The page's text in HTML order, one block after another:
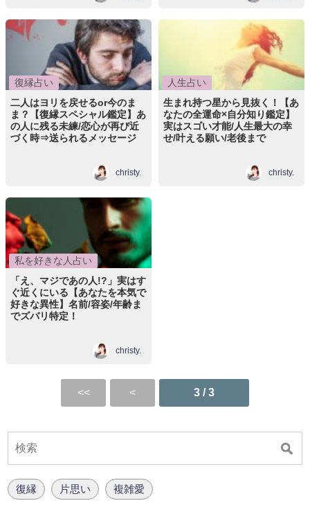
復縁占い
二人はヨリを戻せるor今のま
ま？【復縁スペシャル鑑定】あ
の人に残る未練/恋心が再び近
づく時⇒送られるメッセージ
christy.
人生占い
生まれ持つ星から見抜く！【あ
なたの全運命×自分知り鑑定】
実はスゴい才能/人生最大の幸
せ/叶える願い/老後まで
christy.
私を好きな人占い
「え、マジであの人!?」実はす
ぐ近くにいる【あなたを本気で
好きな異性】名前/容姿/年齢ま
でズバリ特定！
christy.
3 / 3
復縁 片思い 複雑愛